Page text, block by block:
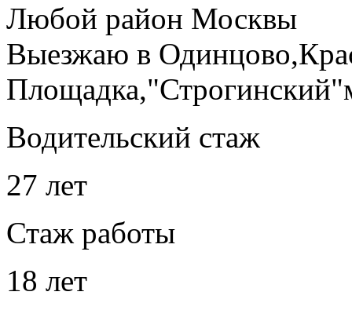
Любой район Москвы
Выезжаю в
Водительский стаж
27 лет
Стаж работы
18 лет